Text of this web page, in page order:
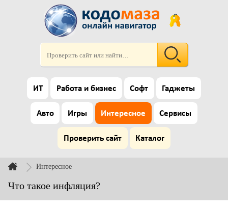
ИТ Работа и бизнес Софт Гаджеты
Авто Игры Интересное Сервисы
Проверить сайт Каталог
Интересное
Что такое инфляция?